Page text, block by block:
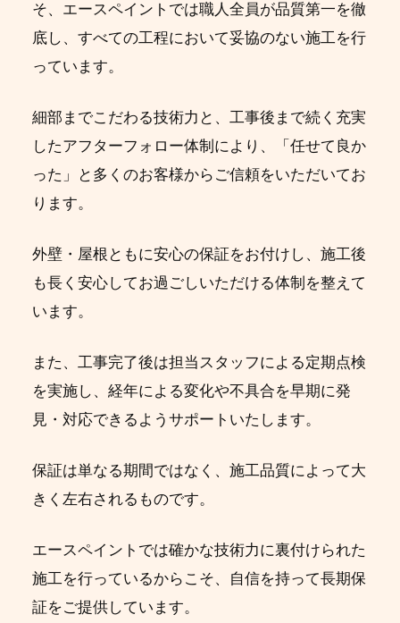
そ、エースペイントでは職人全員が品質第一を徹
底し、すべての工程において妥協のない施工を行
っています。
細部までこだわる技術力と、工事後まで続く充実
したアフターフォロー体制により、「任せて良か
った」と多くのお客様からご信頼をいただいてお
ります。
外壁・屋根ともに安心の保証をお付けし、施工後
も長く安心してお過ごしいただける体制を整えて
います。
また、工事完了後は担当スタッフによる定期点検
を実施し、経年による変化や不具合を早期に発
見・対応できるようサポートいたします。
保証は単なる期間ではなく、施工品質によって大
きく左右されるものです。
エースペイントでは確かな技術力に裏付けられた
施工を行っているからこそ、自信を持って長期保
証をご提供しています。